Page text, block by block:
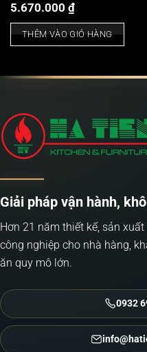
5.670.000 ₫
THÊM VÀO GIỎ HÀNG
Giải pháp vận hành,
Hơn 21 năm thiết kế, sản
công nghiệp cho nhà hàng,
ăn quy mô lớn.
0932